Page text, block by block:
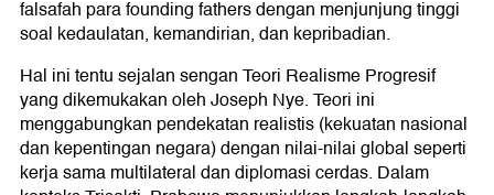
falsafah para founding fathers dengan menjunjung tinggi
soal kedaulatan, kemandirian, dan kepribadian.
Hal ini tentu sejalan sengan Teori Realisme Progresif
yang dikemukakan oleh Joseph Nye. Teori ini
menggabungkan pendekatan realistis (kekuatan nasional
dan kepentingan negara) dengan nilai-nilai global seperti
kerja sama multilateral dan diplomasi cerdas. Dalam